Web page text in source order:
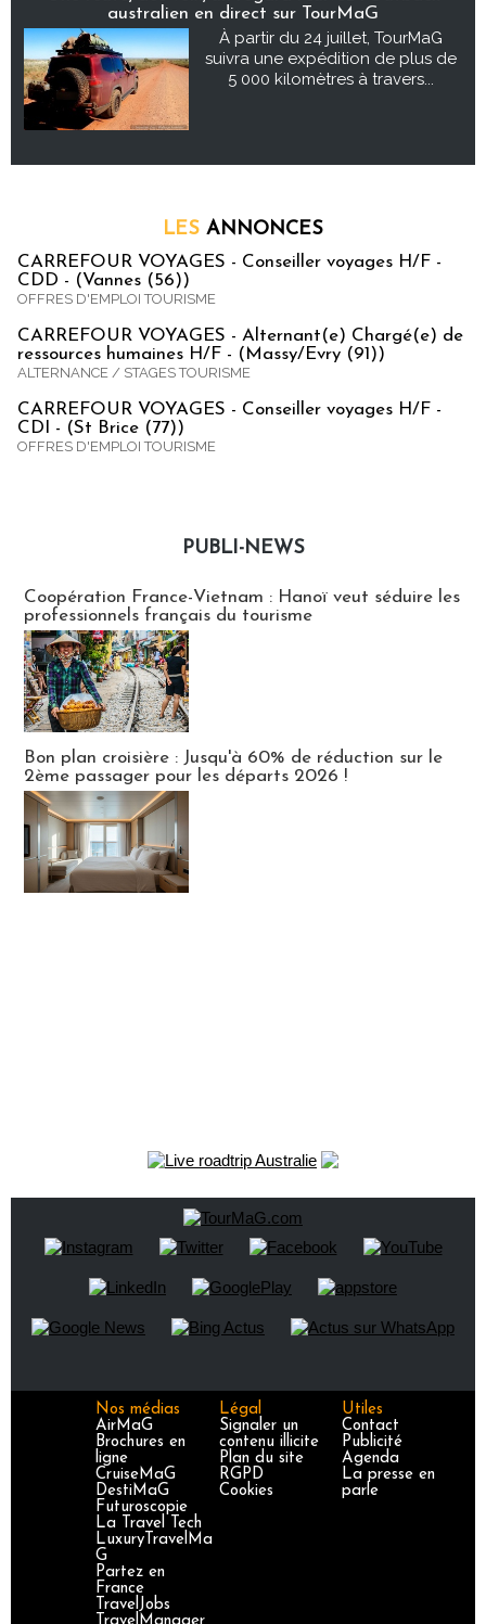
australien en direct sur TourMaG
À partir du 24 juillet, TourMaG
suivra une expédition de plus de
5 000 kilomètres à travers...
LES ANNONCES
CARREFOUR VOYAGES - Conseiller voyages H/F -
CDD - (Vannes (56))
OFFRES D'EMPLOI TOURISME
CARREFOUR VOYAGES - Alternant(e) Chargé(e) de
ressources humaines H/F - (Massy/Evry (91))
ALTERNANCE / STAGES TOURISME
CARREFOUR VOYAGES - Conseiller voyages H/F -
CDI - (St Brice (77))
OFFRES D'EMPLOI TOURISME
PUBLI-NEWS
Coopération France-Vietnam : Hanoï veut séduire les
professionnels français du tourisme
Bon plan croisière : Jusqu'à 60% de réduction sur le
2ème passager pour les départs 2026 !
Nos médias
AirMaG
Brochures en
ligne
CruiseMaG
DestiMaG
Futuroscopie
La Travel Tech
LuxuryTravelMa
G
Partez en
France
TravelJobs
Légal
Signaler un
contenu illicite
Plan du site
RGPD
Cookies
Utiles
Contact
Publicité
Agenda
La presse en
parle